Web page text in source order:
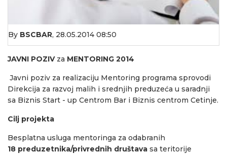
By BSCBAR, 28.05.2014 08:50
JAVNI POZIV za MENTORING 2014
Javni poziv za realizaciju Mentoring programa sprovodi
Direkcija za razvoj malih i srednjih preduzeća u saradnji
sa Biznis Start - up Centrom Bar i Biznis centrom Cetinje.
Cilj projekta
Besplatna usluga mentoringa za odabranih
18 preduzetnika/privrednih društava sa teritorije